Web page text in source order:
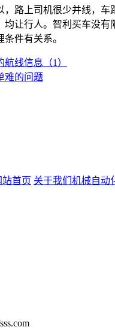
路上司机很少并线，车
均让行人。智利买车没有
件有关系。
线信息（1）
难的问题
首页 关于我们 机械自动